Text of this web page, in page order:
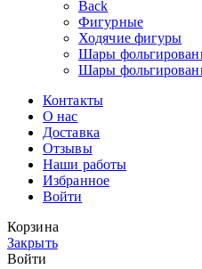
Back
Фигурные
Ходячие фигуры
Шары
Шары
Контакты
О нас
Доставка
Отзывы
Наши работы
Избранное
Войти
Корзина
Закрыть
Войти